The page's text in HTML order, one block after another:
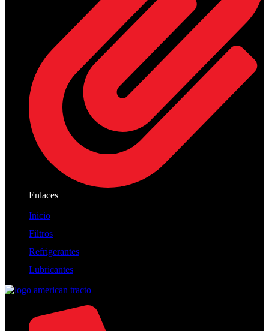
Enlaces
Inicio
Filtros
Refrigerantes
Lubricantes